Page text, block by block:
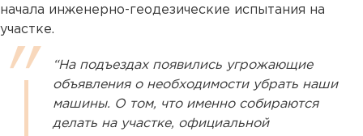
начала инженерно-геодезические испытания на
участке.
“На подъездах появились угрожающие
объявления о необходимости убрать наши
машины. О том, что именно собираются
делать на участке, официальной